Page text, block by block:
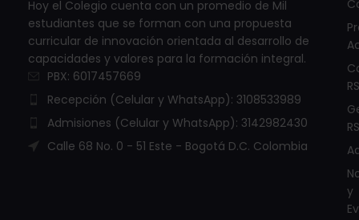
Hoy el Colegio cuenta con un promedio de Mil
estudiantes que se forman con una propuesta
curricular de innovación orientada al desarrollo de
capacidades y valores para la formación integral.
PBX: 6017457669
Recepción (Celular y WhatsApp): 3108533989
Admisiones (Celular y WhatsApp): 3142982430
Calle 68 No. 0 - 51 Este - Bogotá D.C. Colombia
y